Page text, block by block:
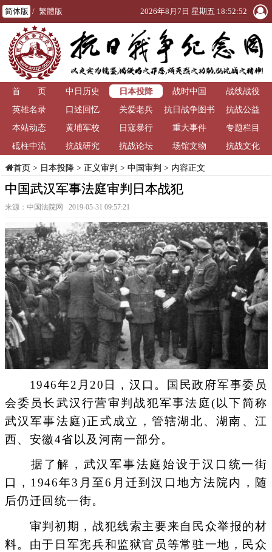
简体版 / 繁體版 2026年8月7日 星期五 18:52:53
首 页 中日历史 日本投降 战时中国
战线战役
英雄名录
口述回忆 关爱老兵
抗日战争图书
馆
抗战公益
本站动态
黄埔军校 日寇暴行 重大事件
专题栏目
砥柱中流
抗战研究 抗战论坛 场馆文物 抗战文化
首页> 日本投降> 正义审判 > 中国审判 > 内容正文
中国武汉军事法庭审判日本战犯
来源：中国法院网 2019-05-31 09:57:21
1946年2月20日，汉口。国民政府军事委员
会委员长武汉行营审判战犯军事法庭(以下简称
武汉军事法庭)正式成立，管辖湖北、湖南、江
西、安徽4省以及河南一部分。
据了解，武汉军事法庭始设于汉口统一街
口，1946年3月至6月迁到汉口地方法院内，随
后仍迁回统一街。
审判初期，战犯线索主要来自民众举报的材
料。由于日军宪兵和监狱官员等常驻一地，民众